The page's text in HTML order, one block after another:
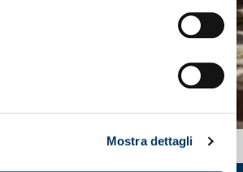
Mostra dettagli
comunicazioni di marketing